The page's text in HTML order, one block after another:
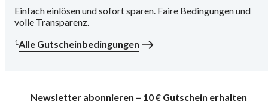
Einfach einlösen und sofort sparen. Faire Bedingungen und
volle Transparenz.
1Alle Gutscheinbedingungen
Newsletter abonnieren – 10 € Gutschein erhalten